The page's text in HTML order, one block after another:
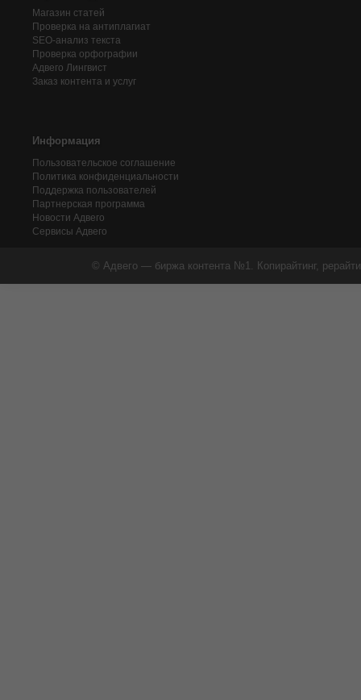
Магазин статей
Проверка на антиплагиат
SEO-анализ текста
Проверка орфографии
Адвего Лингвист
Заказ контента и услуг
Информация
Пользовательское соглашение
Политика конфиденциальности
Поддержка пользователей
Партнерская программа
Новости Адвего
Сервисы Адвего
© Адвего — биржа контента №1. Копирайтинг,